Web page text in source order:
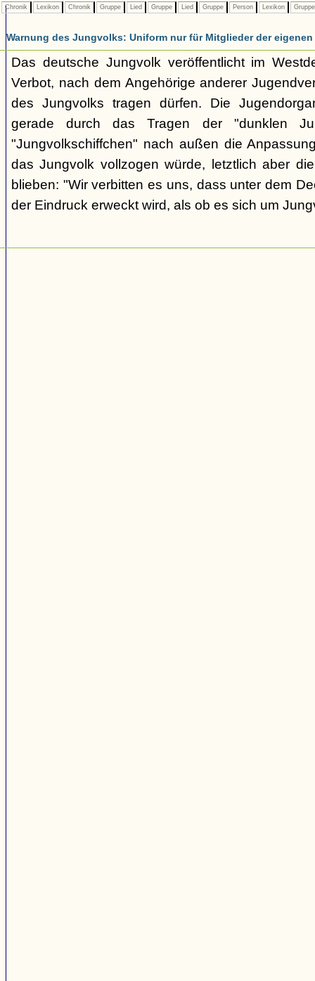
Chronik Lexikon Chronik Gruppe Lied Gruppe Lied Gruppe Person Lexikon
Warnung des Jungvolks: Uniform nur für Mitglieder der
Das deutsche Jungvolk veröffentlicht im
Verbot, nach dem Angehörige anderer
des Jungvolks tragen dürfen. Die
gerade durch das Tragen der "dunklen
"Jungvolkschiffchen" nach außen die
das Jungvolk vollzogen würde, letztlich aber
blieben: "Wir verbitten es uns, dass unter dem
der Eindruck erweckt wird, als ob es sich um